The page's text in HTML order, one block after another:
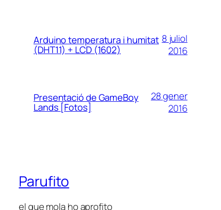
Arduino temperatura i humitat
(DHT11) + LCD (1602)
8 juliol
2016
Presentació de GameBoy
Lands [Fotos]
28 gener
2016
Parufito
el que mola ho aprofito